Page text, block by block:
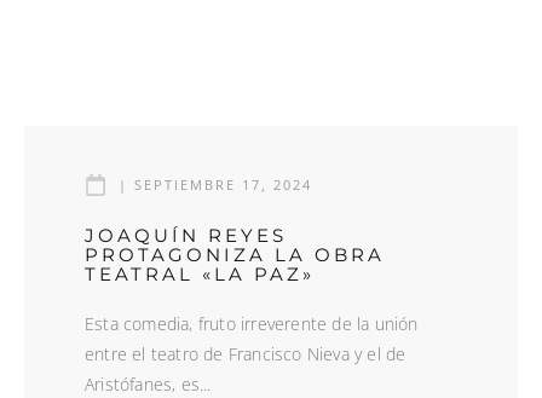
| SEPTIEMBRE 17, 2024
JOAQUÍN REYES
PROTAGONIZA LA OBRA
TEATRAL «LA PAZ»
Esta comedia, fruto irreverente de la unión
entre el teatro de Francisco Nieva y el de
Aristófanes, es...